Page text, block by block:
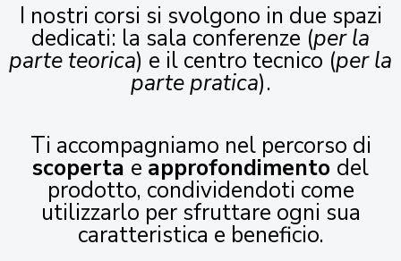
I nostri corsi si svolgono in due spazi
dedicati: la sala conferenze (per la
parte teorica) e il centro tecnico (per la
parte pratica).
Ti accompagniamo nel percorso di
scoperta e approfondimento del
prodotto, condividendoti come
utilizzarlo per sfruttare ogni sua
caratteristica e beneficio.